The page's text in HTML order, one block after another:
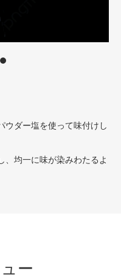
ウダー塩を使って味付けし
、均一に味が染みわたるよ
ー